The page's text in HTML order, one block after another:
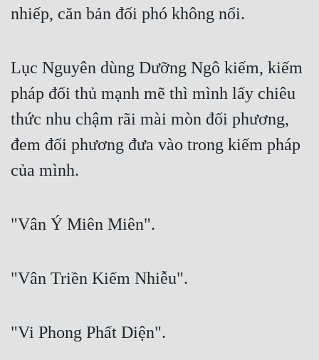
nhiếp, căn bản đối phó không nổi.
Lục Nguyên dùng Dưỡng Ngô kiếm, kiếm
pháp đối thủ mạnh mẽ thì mình lấy chiêu
thức nhu chậm rãi mài mòn đối phương,
đem đối phương đưa vào trong kiếm pháp
của mình.
"Vân Ý Miên Miên".
"Vân Triền Kiếm Nhiễu".
"Vi Phong Phất Diện".